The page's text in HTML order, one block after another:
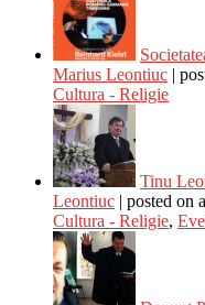
Marius Leontiuc
Cultura - Religie
Tinu
Leontiuc
posted on
Cultura - Religie,